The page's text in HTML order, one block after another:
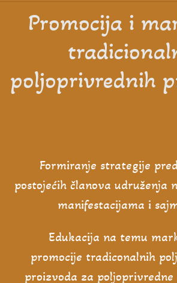
Promocija i
poljoprivrednih
Formiranje strategije
postojećih članova udruženja
manifestacijama i
Edukacija na temu
promocije tradiconalnih
proizvoda za poljoprivredne